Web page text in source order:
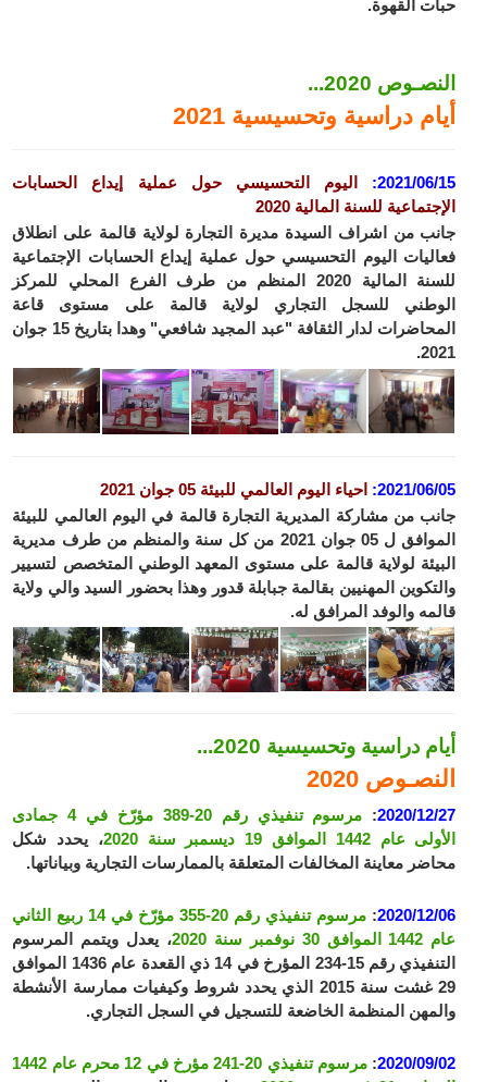
حبات القهوة.
النصـوص 2020...
أيام دراسية وتحسيسية 2021
2021/06/15:
اليوم التحسيسي حول عملية إيداع الحسابات
الإجتماعية للسنة المالية 2020
جانب من اشراف السيدة مديرة التجارة لولاية قالمة على انطلاق
فعاليات اليوم التحسيسي حول عملية إيداع الحسابات الإجتماعية
للسنة المالية 2020 المنظم من طرف الفرع المحلي للمركز
الوطني للسجل التجاري لولاية قالمة على مستوى قاعة
المحاضرات لدار الثقافة "عبد المجيد شافعي" وهدا بتاريخ 15 جوان
2021.
2021/06/05: احياء اليوم العالمي للبيئة 05 جوان
2021
جانب من مشاركة المديرية التجارة قالمة في اليوم العالمي للبيئة
الموافق ل 05 جوان 2021 من كل سنة والمنظم من طرف مديرية
البيئة لولاية قالمة على مستوى المعهد الوطني المتخصص لتسيير
والتكوين المهنيين بقالمة جبابلة قدور وهذا بحضور السيد والي ولاية
قالمه والوفد المرافق له.
أيام دراسية وتحسيسية 2020...
النصـوص 2020
2020/12/27
:
مرسوم تنفيذي رقم 20-389 مؤرّخ في 4 جمادى
الأولى عام 1442 الموافق 19 ديسمبر سنة 2020
، يحدد شكل
محاضر معاينة المخالفات المتعلقة بالممارسات التجارية وبياناتها.
2020/12/06
:
مرسوم تنفيذي رقم 20-355 مؤرّخ في 14 ربيع الثاني
عام 1442 الموافق 30 نوفمبر سنة 2020
، يعدل ويتمم المرسوم
التنفيذي رقم 15-234 المؤرخ في 14 ذي القعدة عام 1436 الموافق
29 غشت سنة 2015 الذي يحدد شروط وكيفيات ممارسة الأنشطة
والمهن المنظمة الخاضعة للتسجيل في السجل التجاري.
2020/09/02
:
مرسوم تنفيذي 20-241 مؤرخ في 12 محرم عام 1442